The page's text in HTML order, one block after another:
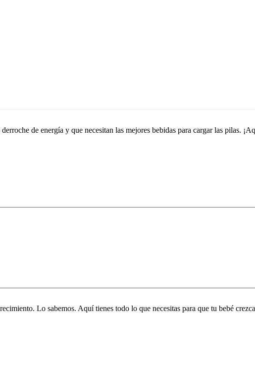
de energía y que necesitan las mejores bebidas para cargar las pilas.
Lo sabemos. Aquí tienes todo lo que necesitas para que tu bebé